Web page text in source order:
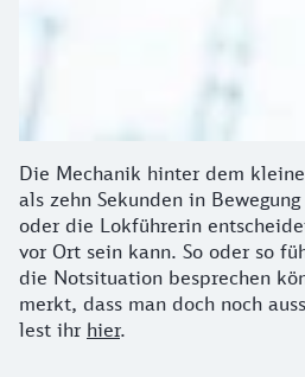
Die Mechanik hinter dem
als zehn Sekunden in
oder die Lokführerin
vor Ort sein kann. So oder so
die Notsituation besprechen
merkt, dass man doch noch
lest ihr hier.